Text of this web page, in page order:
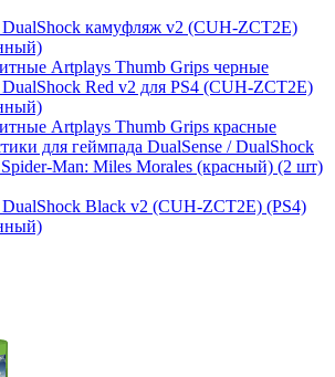
камуфляж v2 (CUH-ZCT2E)
Artplays Thumb Grips черные
Red v2 для PS4 (CUH-ZCT2E)
Artplays Thumb Grips красные
для геймпада DualSense / DualShock
Man: Miles Morales (красный) (2 шт)
Black v2 (CUH-ZCT2E) (PS4)